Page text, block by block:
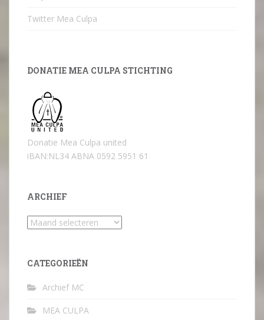
Twitter Mea Culpa
DONATIE MEA CULPA STICHTING
Donatie Mea Culpa united
iBAN:NL34 ABNA 0592 5951 61
ARCHIEF
Archief
CATEGORIEËN
Archief MC
MEA CULPA